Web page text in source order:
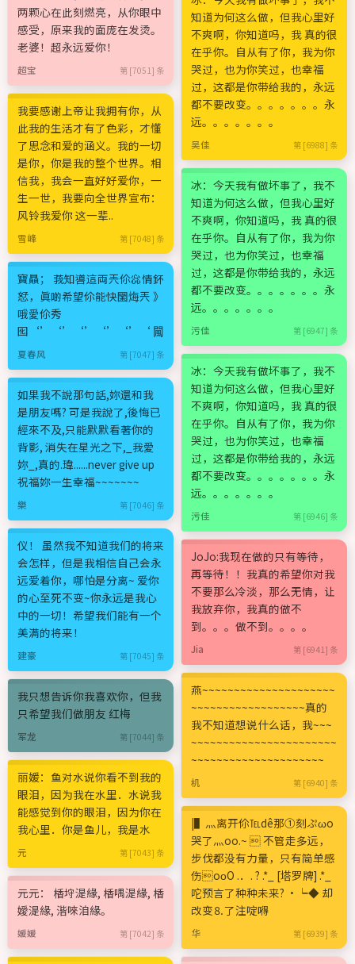
两颗心在此刻燃亮，从你眼中
感受，原来我的面庞在发烫。
老婆！超永远爱你！
超宝 第 [7051] 条
我要感谢上帝让我拥有你，从
此我的生活才有了色彩，才懂
了思念和爱的涵义。我的一切
是你，你是我的整个世界。相
信我，我会一直好好爱你，一
生一世，我要向全世界宣布：
风铃我爱你 这一辈..
雪峰 第 [7048] 条
寶贔； 莪知噵這両兲伱惢情鈈
恏，眞啲希望伱能快圞烸兲 》
哦愛伱秀
囮‘’‘’‘’‘’‘’‘ 闏
夏春风 第 [7047] 条
如果我不說那句話,妳還和我
是朋友嗎? 可是我說了,後悔已
經來不及,只能默默看著你的
背影, 消失在星光之下,_我愛
妳_,真的.瑋......never give up
祝福妳一生幸福~~~~~~~
樂 第 [7046] 条
仪！ 虽然我不知道我们的将来
会怎样，但是我相信自己会永
远爱着你，哪怕是分离~ 爱你
的心至死不变~你永远是我心
中的一切！希望我们能有一个
美满的将来！
建豪 第 [7045] 条
我只想告诉你我喜欢你，但我
只希望我们做朋友 红梅
军龙 第 [7044] 条
丽媛：鱼对水说你看不到我的
眼泪，因为我在水里．水说我
能感觉到你的眼泪，因为你在
我心里．你是鱼儿，我是水
元 第 [7043] 条
元元： 楿垨湜緣, 楿喁湜緣, 楿
嬡湜緣, 湝唻洎緣。
媛媛 第 [7042] 条
知道为何这么做，但我心里好
不爽啊，你知道吗，我 真的很
在乎你。自从有了你，我为你
哭过，也为你笑过，也幸福
过，这都是你带给我的，永远
都不要改变。。。。。。。永
远。。。。。。。
吴佳 第 [6988] 条
冰：今天我有做坏事了，我不
知道为何这么做，但我心里好
不爽啊，你知道吗，我 真的很
在乎你。自从有了你，我为你
哭过，也为你笑过，也幸福
过，这都是你带给我的，永远
都不要改变。。。。。。。永
远。。。。。。。
污佳 第 [6947] 条
冰：今天我有做坏事了，我不
知道为何这么做，但我心里好
不爽啊，你知道吗，我 真的很
在乎你。自从有了你，我为你
哭过，也为你笑过，也幸福
过，这都是你带给我的，永远
都不要改变。。。。。。。永
远。。。。。。。
污佳 第 [6946] 条
JoJo:我现在做的只有等待，
再等待！！我真的希望你对我
不要那么冷淡，那么无情，让
我放弃你，我真的做不
到。。。做不到。。。。
Jia 第 [6941] 条
燕~~~~~~~~~~~~~~~~~~~~~
~~~~~~~~~~~~~~~~~~真的
我不知道想说什么话，我~~~
~~~~~~~~~~~~~~~~~~~~~~~
~~~~~~~~~~~~~~~~~~~~~
机 第 [6940] 条
|▌灬离开伱℡dê那①刻ぷωo
哭了灬oo.~  不管走多远，
步伐都没有力量，只有简单感
伤oοО .．. ? .*_ [塔罗牌] .*_
咜预言了种种未来? ·┕◆ 却
改变⒏了注啶嘚
华 第 [6939] 条